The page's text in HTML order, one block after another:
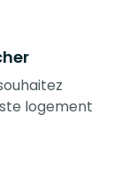
logement